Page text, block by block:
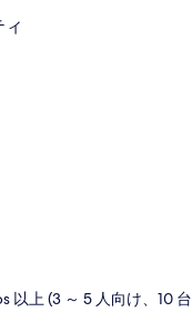
以上 (3 ～ 5 人向け、10 台